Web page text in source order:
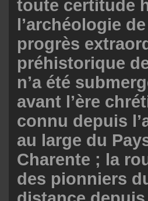
toute certitude
l’archéologie
progrès
préhistorique
n’a été
avant l’ère
connu depuis
au large du
Charente ; la
des pionniers